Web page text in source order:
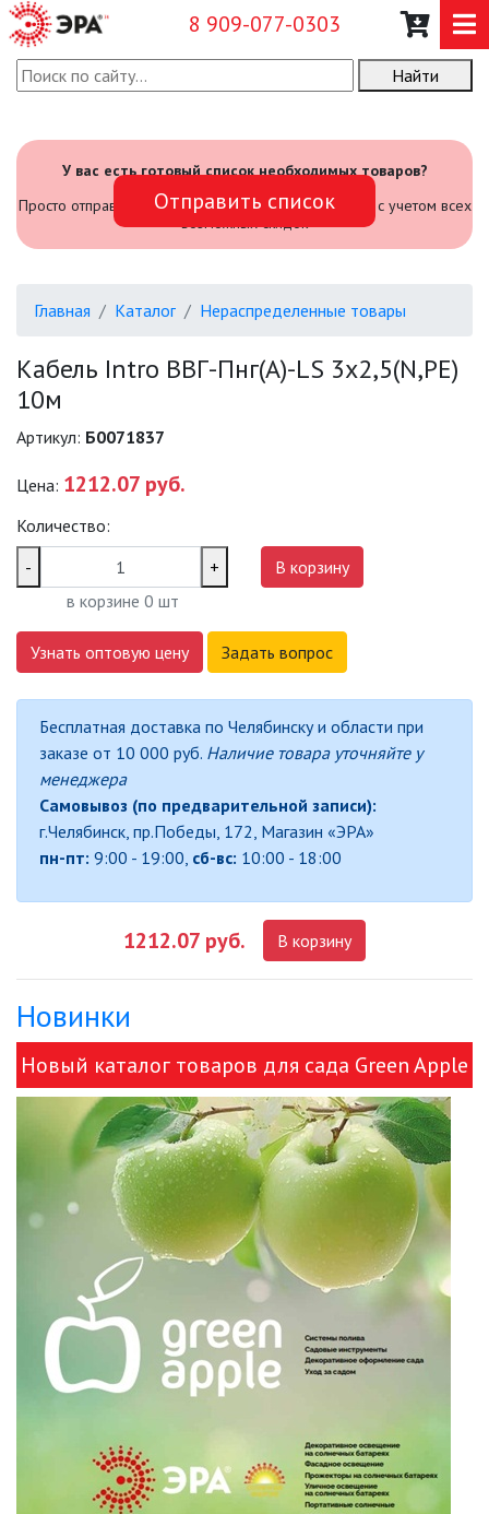
8 909-077-0303
О КОМПАНИИ
САДОВЫЙ ИНВЕНТАРЬ И
ИНСТРУМЕНТЫ
ОФИСНЫЕ ПОДВЕСНЫЕ
САДОВЫЕ СВЕТИЛЬНИКИ
СВЕТИЛЬНИКИ
РАСТЕНИЙ (ФИТОСВЕТИЛЬНИКИ)
АКСЕССУАРЫ ДЛЯ
БАКТЕРИЦИДНЫЕ ЛАМПЫ
ДАТЧИКИ ДВИЖЕНИЯ И
ФОТОРЕЛЕ
ДЕКОРАТИВНАЯ ПОДСВЕТКА
ДЕКОРАТИВНЫЕ СВЕТИЛЬНИКИ
ИЗОЛЯЦИОННАЯ ЛЕНТА
ИНФРАКРАСНЫЕ ЛАМПЫ
ИСТОЧНИКИ СВЕТА
КАБЕЛЕНЕСУЩИЕ СИСТЕМЫ
КАБЕЛЬ
ЛЕНТЫ СВЕТОДИОДНЫЕ (LED
ЛЕНТЫ)
Найти
У вас есть готовый список необходимых товаров?
Просто отправьте его нам и мы посчитаем стоимость с учетом всех
возможных скидок
Отправить список
Главная Каталог Нераспределенные товары
Кабель Intro ВВГ-Пнг(А)-LS 3х2,5(N,PE)
10м
Артикул: Б0071837
Цена: 1212.07 руб.
Количество:
-
+
в корзине 0 шт
В корзину
Узнать оптовую цену Задать вопрос
Бесплатная доставка по Челябинску и области при
заказе от 10 000 руб. Наличие товара уточняйте у
менеджера
Самовывоз (по предварительной записи):
г.Челябинск, пр.Победы, 172, Магазин «ЭРА»
пн-пт: 9:00 - 19:00, сб-вс: 10:00 - 18:00
1212.07 руб. В корзину
Новинки
Новый каталог товаров для сада Green Apple
и ЭРА!